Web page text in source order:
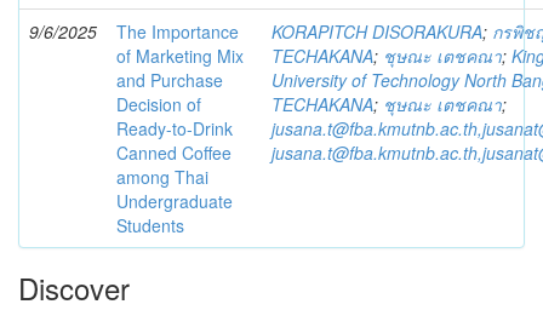
9/6/2025
The Importance
of Marketing Mix
and Purchase
Decision of
Ready-to-Drink
Canned Coffee
among Thai
Undergraduate
Students
KORAPITCH DISORAKURA; กรพิช
TECHAKANA; ชุษณะ เตชคณา;
University of Technology North
TECHAKANA; ชุษณะ เตชคณา;
Discover